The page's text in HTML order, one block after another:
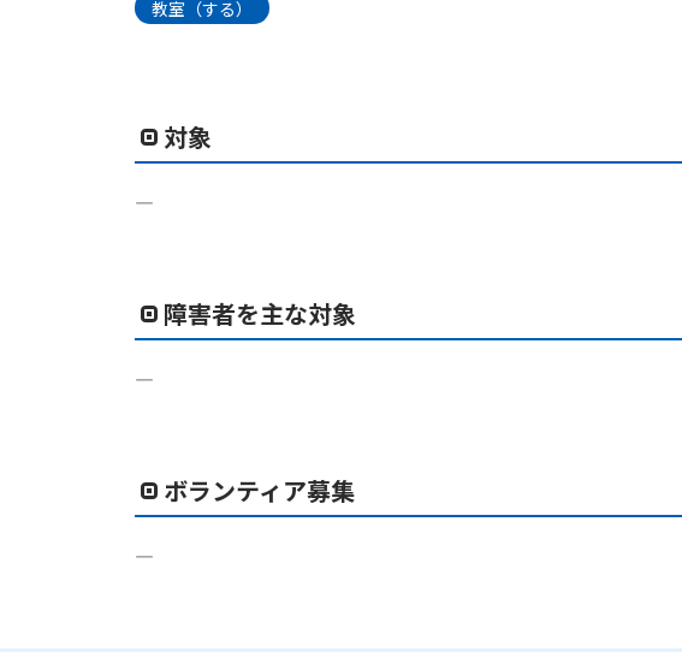
教室（する）
対象
―
障害者を主な対象
―
ボランティア募集
―